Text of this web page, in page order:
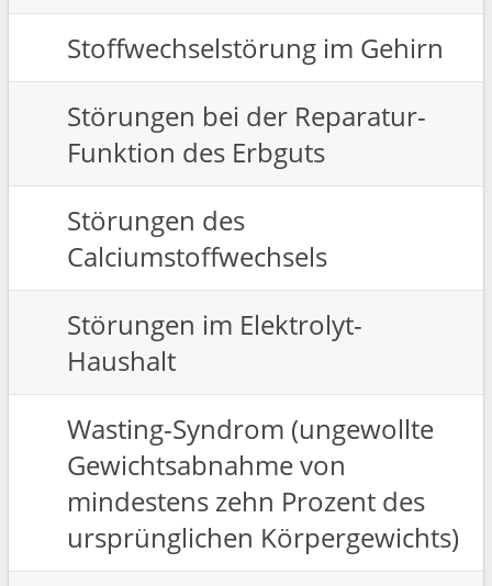
Stoffwechselstörung im Gehirn
Störungen bei der Reparatur-
Funktion des Erbguts
Störungen des
Calciumstoffwechsels
Störungen im Elektrolyt-
Haushalt
Wasting-Syndrom (ungewollte
Gewichtsabnahme von
mindestens zehn Prozent des
ursprünglichen Körpergewichts)